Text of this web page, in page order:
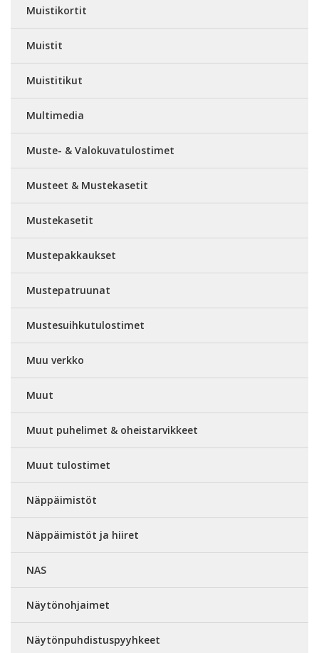
Muistikortit
Muistit
Muistitikut
Multimedia
Muste- & Valokuvatulostimet
Musteet & Mustekasetit
Mustekasetit
Mustepakkaukset
Mustepatruunat
Mustesuihkutulostimet
Muu verkko
Muut
Muut puhelimet & oheistarvikkeet
Muut tulostimet
Näppäimistöt
Näppäimistöt ja hiiret
NAS
Näytönohjaimet
Näytönpuhdistuspyyhkeet